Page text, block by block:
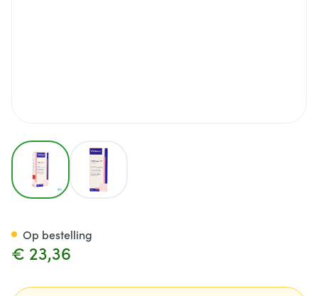
View larger imageView larger image
€ 23,36
Op bestelling